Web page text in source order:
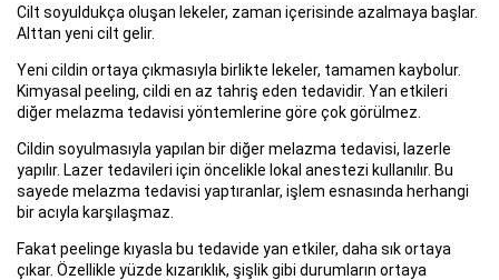
Cilt soyuldukça oluşan lekeler, zaman içerisinde azalmaya başlar.
Alttan yeni cilt gelir.
Yeni cildin ortaya çıkmasıyla birlikte lekeler, tamamen kaybolur.
Kimyasal peeling, cildi en az tahriş eden tedavidir. Yan etkileri
diğer melazma tedavisi yöntemlerine göre çok görülmez.
Cildin soyulmasıyla yapılan bir diğer melazma tedavisi, lazerle
yapılır. Lazer tedavileri için öncelikle lokal anestezi kullanılır. Bu
sayede melazma tedavisi yaptıranlar, işlem esnasında herhangi
bir acıyla karşılaşmaz.
Fakat peelinge kıyasla bu tedavide yan etkiler, daha sık ortaya
çıkar. Özellikle yüzde kızarıklık, şişlik gibi durumların ortaya